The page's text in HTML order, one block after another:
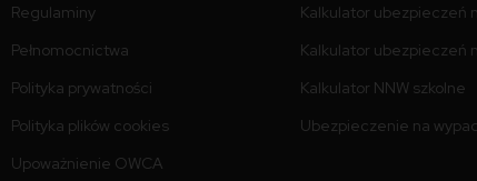
Regulaminy
Pełnomocnictwa
Polityka prywatności
Polityka plików cookies
Upoważnienie OWCA
Kalkulator ubezpieczeń
Kalkulator ubezpieczeń
Kalkulator NNW szkolne
Ubezpieczenie na